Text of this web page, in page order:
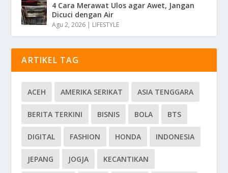
4 Cara Merawat Ulos agar Awet, Jangan
Dicuci dengan Air
Agu 2, 2026 | LIFESTYLE
ARTIKEL TAG
ACEH AMERIKA SERIKAT ASIA TENGGARA
BERITA TERKINI BISNIS BOLA BTS
DIGITAL FASHION HONDA INDONESIA
JEPANG JOGJA KECANTIKAN